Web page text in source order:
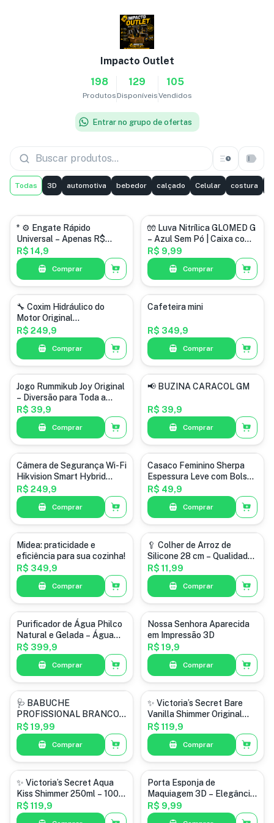
Impacto Outlet
198
Produtos
129
Disponíveis
105
Vendidos
Entrar no grupo de ofertas
Todas 3D automotiva bebedor calçado Celular costura
* ⚙️ Engate Rápido
Universal – Apenas R$
14,90 o Par!
R$ 14,9
Comprar
variedades
🧤 Luva Nitrílica GLOMED G
– Azul Sem Pó | Caixa com
100 Unidades
R$ 9,99
Comprar
automotiva
🔧 Coxim Hidráulico do
Motor Original
Peugeot/Citroën
R$ 249,9
Comprar
Cafeteira mini
R$ 349,9
Comprar
infantil
Jogo Rummikub Joy Original
– Diversão para Toda a
Família!
R$ 39,9
Comprar
automotiva
📢 BUZINA CARACOL GM
R$ 39,9
Comprar
Câmera de Segurança Wi-Fi
Hikvision Smart Hybrid
Light – Proteção
Inteligente para Sua Casa
ou Empresa!
R$ 249,9
Comprar
Casaco Feminino Sherpa
Espessura Leve com Bolsos
• - Modelo Teddy Macio e
Confortável
R$ 49,9
Comprar
Midea: praticidade e
eficiência para sua cozinha!
R$ 349,9
Comprar
🥄 Colher de Arroz de
Silicone 28 cm – Qualidade
e Economia por Apenas R$
11,99!
R$ 11,99
Comprar
Purificador de Água Philco
Natural e Gelada – Água
Pura com Muito Mais
Praticidade!
R$ 399,9
Comprar
3D
Nossa Senhora Aparecida
em Impressão 3D
R$ 19,9
Comprar
calçado
🩺 BABUCHE
PROFISSIONAL BRANCO –
TAM. 34/35 | OFERTA
IMPERDÍVEL! 🤍
R$ 19,99
Comprar
perfume
✨ Victoria’s Secret Bare
Vanilla Shimmer Original
250ml ✨
R$ 119,9
Comprar
✨ Victoria’s Secret Aqua
Kiss Shimmer 250ml – 100%
Original ✨
R$ 119,9
3D
Porta Esponja de
Maquiagem 3D – Elegância
e Higiene no Seu Dia a Dia!
R$ 9,99